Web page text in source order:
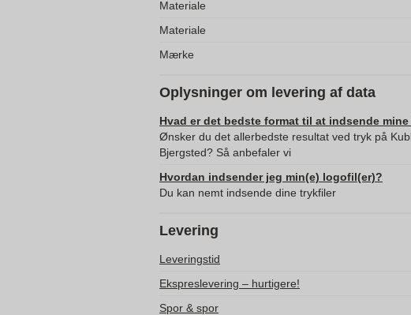
Materiale
Materiale
Mærke
Oplysninger om levering af data
Hvad er det bedste format til at indsende
Ønsker du det allerbedste resultat ved tryk på
Bjergsted? Så anbefaler vi
Hvordan indsender jeg min(e) logofil(er)?
Du kan nemt indsende dine trykfiler
Levering
Leveringstid
Ekspreslevering – hurtigere!
Spor & spor